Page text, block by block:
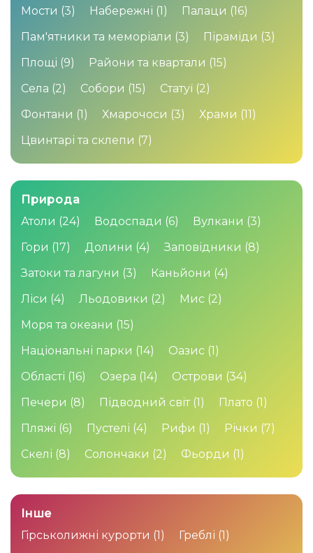
Мости (3) Набережні (1) Палаци (16)
Пам'ятники та меморіали (3) Піраміди (3)
Площі (9) Райони та квартали (15)
Села (2) Собори (15) Статуї (2)
Фонтани (1) Хмарочоси (3) Храми (11)
Цвинтарі та склепи (7)
Природа
Атоли (24) Водоспади (6) Вулкани (3)
Гори (17) Долини (4) Заповідники (8)
Затоки та лагуни (3) Каньйони (4)
Ліси (4) Льодовики (2) Мис (2)
Моря та океани (15)
Національні парки (14) Оазис (1)
Області (16) Озера (14) Острови (34)
Печери (8) Підводний світ (1) Плато (1)
Пляжі (6) Пустелі (4) Рифи (1) Річки (7)
Скелі (8) Солончаки (2) Фьорди (1)
Інше
Гірськолижні курорти (1) Греблі (1)